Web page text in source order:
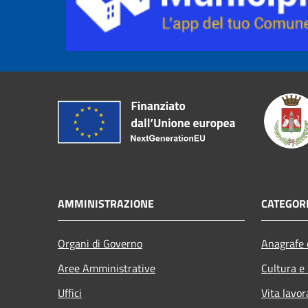
AMMINISTRAZIONE
Organi di Governo
Aree Amministrative
Uffici
Cultura
Vita